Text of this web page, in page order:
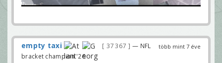
több mint 7 éve
empty taxi 37 367
— NFL
bracket champion '26